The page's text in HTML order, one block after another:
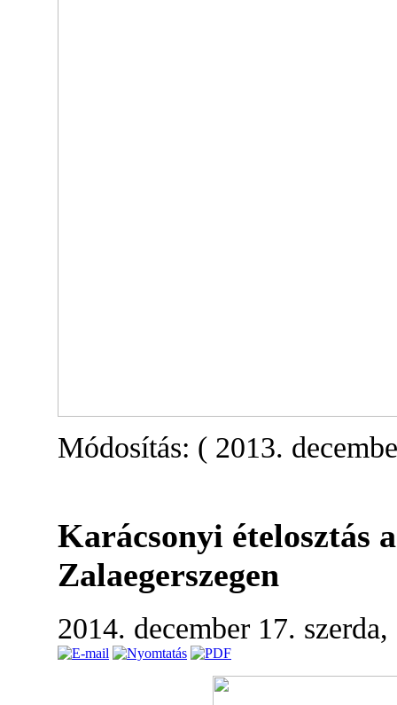
Módosítás: ( 2013.
Karácsonyi ételosztás
Zalaegerszegen
2014. december 17.